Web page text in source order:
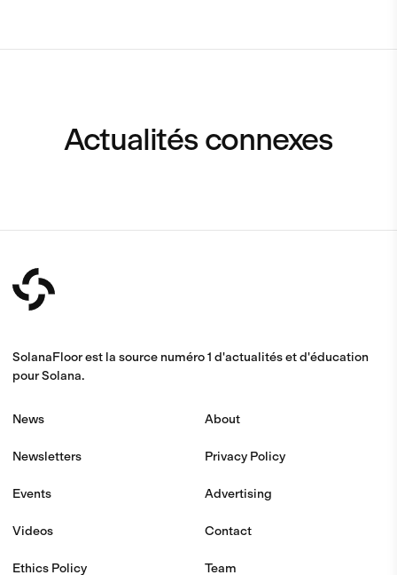
Actualités connexes
SolanaFloor est la source numéro 1 d'actualités et d'éducation
pour Solana.
News
Newsletters
Events
Videos
Ethics Policy
About
Privacy Policy
Advertising
Contact
Team